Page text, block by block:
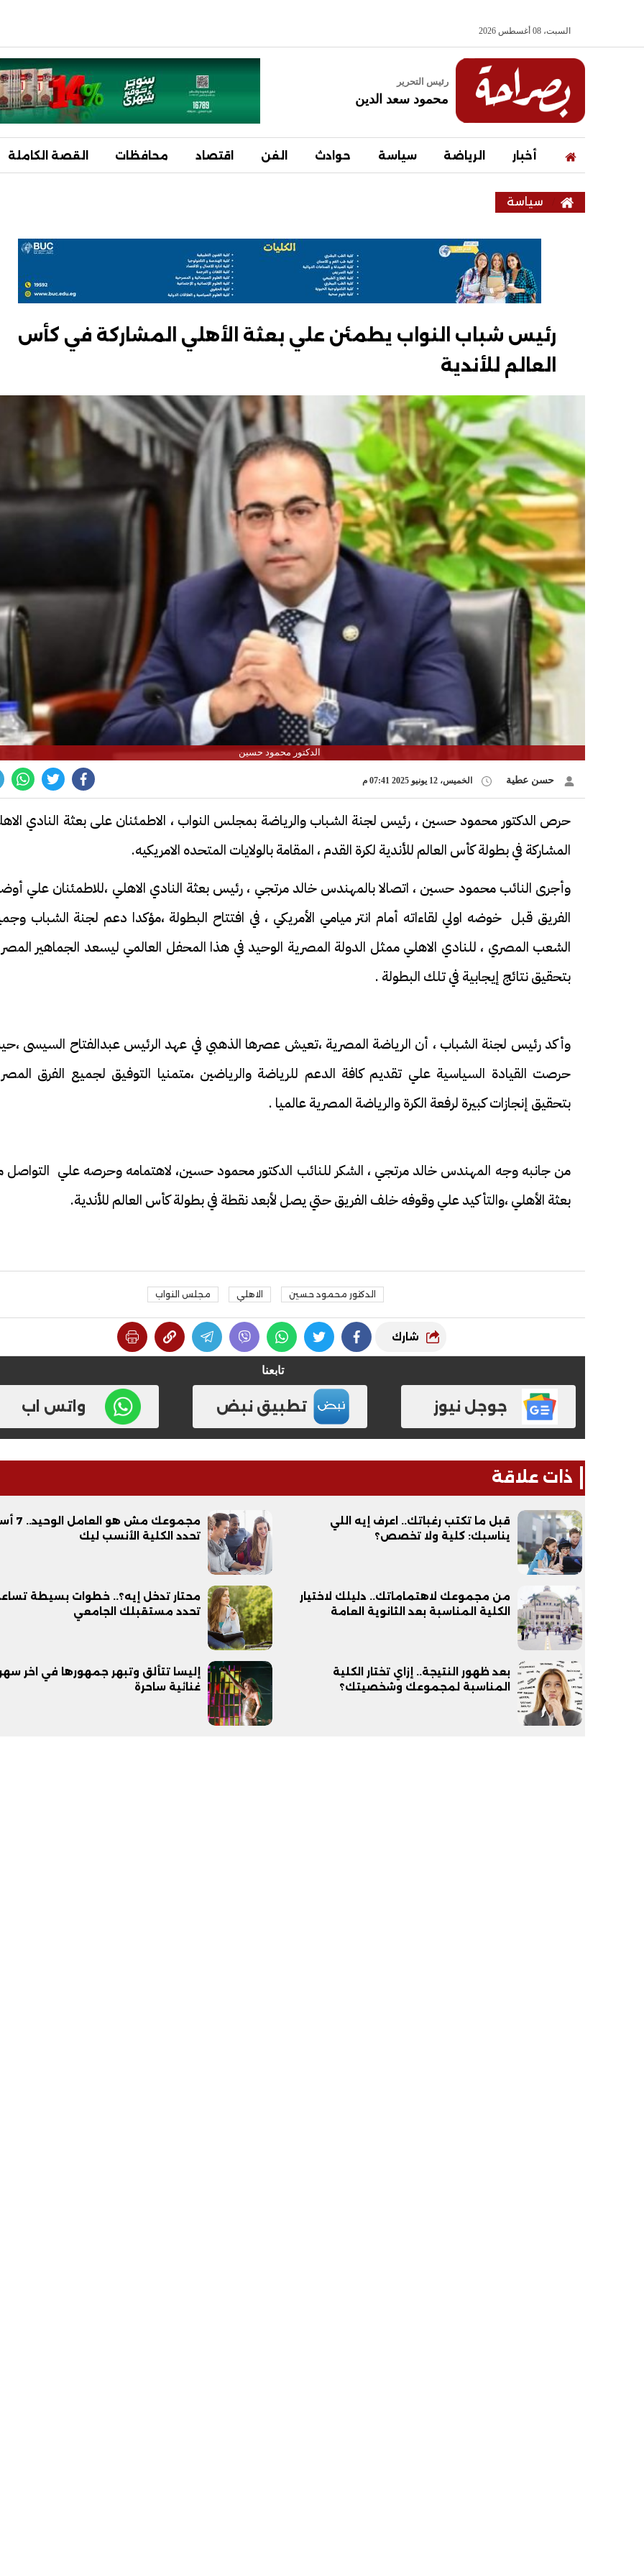
السبت، 08 أغسطس 2026
رئيس التحرير
محمود سعد الدين
أخبار الرياضة سياسة حوادث الفن اقتصاد محافظات القصة الكاملة
سياسة
رئيس شباب النواب يطمئن علي بعثة الأهلي المشاركة في كأس
العالم للأندية
الدكتور محمود حسين
حسن عطية الخميس، 12 يونيو 2025 07:41 م
حرص الدكتور محمود حسين ، رئيس لجنة الشباب والرياضة بمجلس النواب ، الاطمئنان على بعثة النادي
المشاركة في بطولة كأس العالم للأندية لكرة القدم ، المقامة بالولايات المتحده الامريكيه.
وأجرى النائب محمود حسين ، اتصالا بالمهندس خالد مرتجي ، رئيس بعثة النادي الاهلي ،للاطمئنان علي
الفريق قبل خوضه اولي لقاءاته أمام انتر ميامي الأمريكي ، في افتتاح البطولة ،مؤكدا دعم لجنة الشباب
الشعب المصري ، للنادي الاهلي ممثل الدولة المصرية الوحيد في هذا المحفل العالمي ليسعد الجماهير
بتحقيق نتائج إيجابية في تلك البطولة .
وأكد رئيس لجنة الشباب ، أن الرياضة المصرية ،تعيش عصرها الذهبي في عهد الرئيس عبدالفتاح السيسى
حرصت القيادة السياسية علي تقديم كافة الدعم للرياضة والرياضين ،متمنيا التوفيق لجميع الفرق
بتحقيق إنجازات كبيرة لرفعة الكرة والرياضة المصرية عالميا .
من جانبه وجه المهندس خالد مرتجي ، الشكر للنائب الدكتور محمود حسين، لاهتمامه وحرصه علي التواصل
بعثة الأهلي ،والتأكيد علي وقوفه خلف الفريق حتي يصل لأبعد نقطة في بطولة كأس العالم للأندية.
الدكتور محمود حسين الاهلي مجلس النواب
شارك
تابعنا
جوجل نيوز تطبيق نبض واتس اب
ذات علاقة
قبل ما تكتب رغباتك.. اعرف إيه اللي
يناسبك: كلية ولا تخصص؟
مجموعك مش هو
تحدد الكلية الأنسب ليك
من مجموعك لاهتماماتك.. دليلك لاختيار
الكلية المناسبة بعد الثانوية العامة
محتار تدخل إيه؟.. خطوات بسيطة
تحدد مستقبلك الجامعي
بعد ظهور النتيجة.. إزاي تختار الكلية
المناسبة لمجموعك وشخصيتك؟
إليسا تتألق وتبهر جمهورها في اخر
غنائية ساحرة
الوداع الأخير.. دفن جثامين الضحايا
الأربعة بقرية السعدية في الفيوم
افتتاح أكبر صرح ديني في القوصية..
تحفة معمارية بتكلفة تجاوزت 20
مليون جنيه
تصدره التريند| فيديو